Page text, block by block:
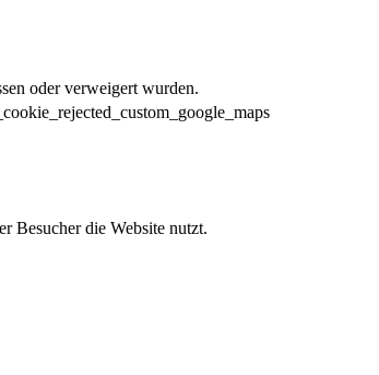
oder verweigert wurden.
Besucher die Website nutzt.